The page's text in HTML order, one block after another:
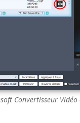
Convertisseur Vidéo